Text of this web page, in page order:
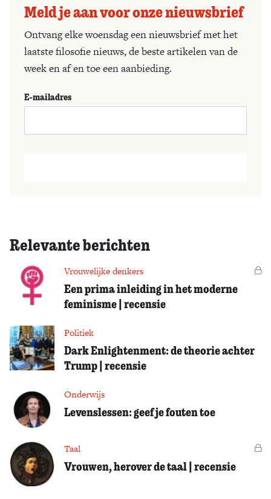
Meld je aan voor onze nieuwsbrief
Ontvang elke woensdag een nieuwsbrief met het
laatste filosofie nieuws, de beste artikelen van de
week en af en toe een aanbieding.
E-mailadres
Relevante berichten
Vrouwelijke denkers
Een prima inleiding in het moderne
feminisme | recensie
Politiek
Dark Enlightenment: de theorie achter
Trump | recensie
Onderwijs
Levenslessen: geef je fouten toe
Taal
Vrouwen, herover de taal | recensie